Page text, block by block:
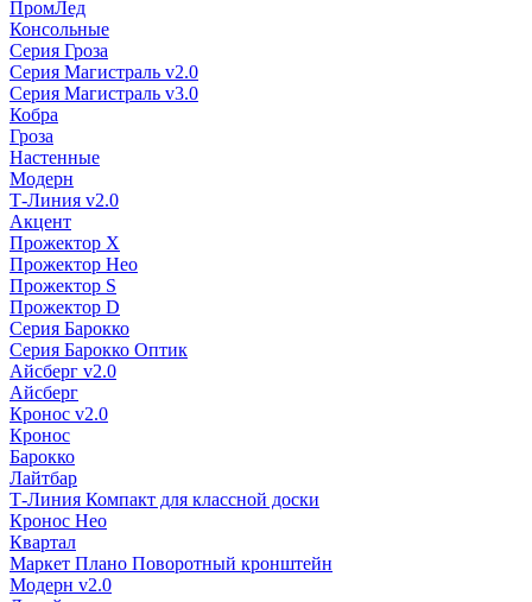
ПромЛед
Консольные
Серия Гроза
Серия Магистраль v2.0
Серия Магистраль v3.0
Кобра
Гроза
Настенные
Модерн
Т-Линия v2.0
Акцент
Прожектор X
Прожектор Нео
Прожектор S
Прожектор D
Серия Барокко
Серия Барокко Оптик
Айсберг v2.0
Айсберг
Кронос v2.0
Кронос
Барокко
Лайтбар
Т-Линия Компакт для классной доски
Кронос Нео
Квартал
Маркет Плано Поворотный кронштейн
Модерн v2.0